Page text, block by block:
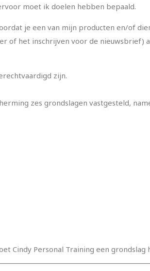
moet ik doelen hebben bepaald.
je een van mijn producten en/of
of het inschrijven voor de nieuwsbrief)
zijn.
zes grondslagen vastgesteld,
Cindy Personal Training een